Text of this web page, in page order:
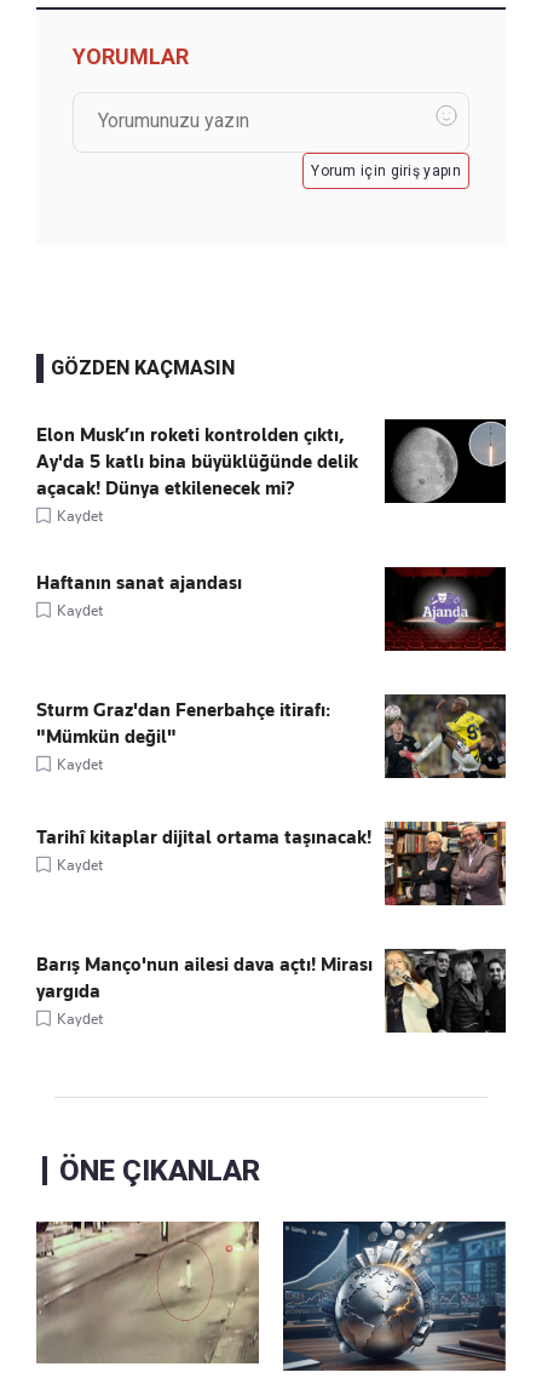
YORUMLAR
Yorum için giriş yapın
GÖZDEN KAÇMASIN
Elon Musk’ın roketi kontrolden çıktı,
Ay'da 5 katlı bina büyüklüğünde delik
açacak! Dünya etkilenecek mi?
Kaydet
Haftanın sanat ajandası
Kaydet
Sturm Graz'dan Fenerbahçe itirafı:
"Mümkün değil"
Kaydet
Tarihî kitaplar dijital ortama taşınacak!
Kaydet
Barış Manço'nun ailesi dava açtı! Mirası
yargıda
Kaydet
ÖNE ÇIKANLAR